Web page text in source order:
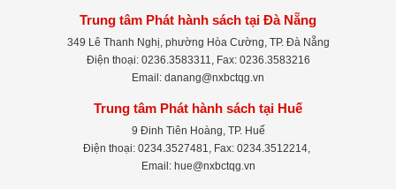
Trung tâm Phát hành sách tại Đà Nẵng
349 Lê Thanh Nghị, phường Hòa Cường, TP. Đà Nẵng
Điện thoại: 0236.3583311, Fax: 0236.3583216
Email: danang@nxbctqg.vn
Trung tâm Phát hành sách tại Huế
9 Đinh Tiên Hoàng, TP. Huế
Điện thoại: 0234.3527481, Fax: 0234.3512214,
Email: hue@nxbctqg.vn